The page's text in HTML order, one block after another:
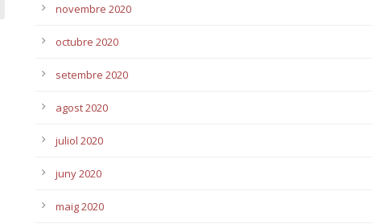
novembre 2020
octubre 2020
setembre 2020
agost 2020
juliol 2020
juny 2020
maig 2020